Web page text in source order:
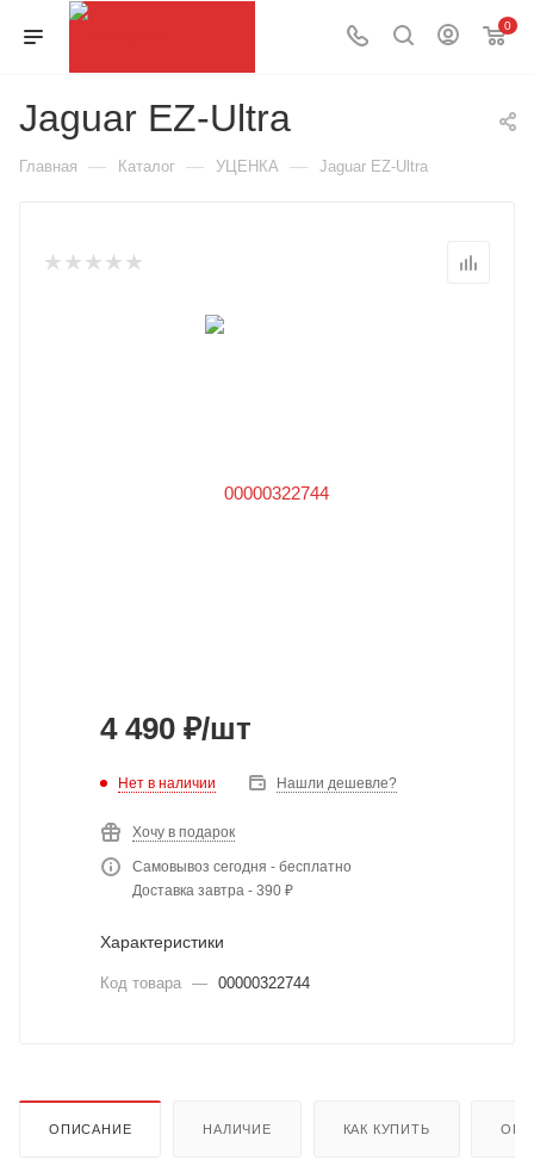
0
Jaguar EZ-Ultra
Главная — Каталог — УЦЕНКА — Jaguar EZ-Ultra
4 490 ₽/шт
Нет в наличии Нашли дешевле?
Хочу в подарок
Самовывоз сегодня - бесплатно
Доставка завтра - 390 ₽
Характеристики
Код товара — 00000322744
ОПИСАНИЕ НАЛИЧИЕ КАК КУПИТЬ